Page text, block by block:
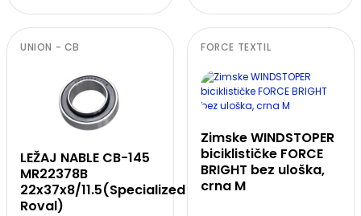
UNION - CB
LEŽAJ NABLE CB-145
MR22378B
22x37x8/11.5(Specialized
Roval)
FORCE TEXTIL
Zimske WINDSTOPER
biciklističke FORCE
BRIGHT bez uloška,
crna M